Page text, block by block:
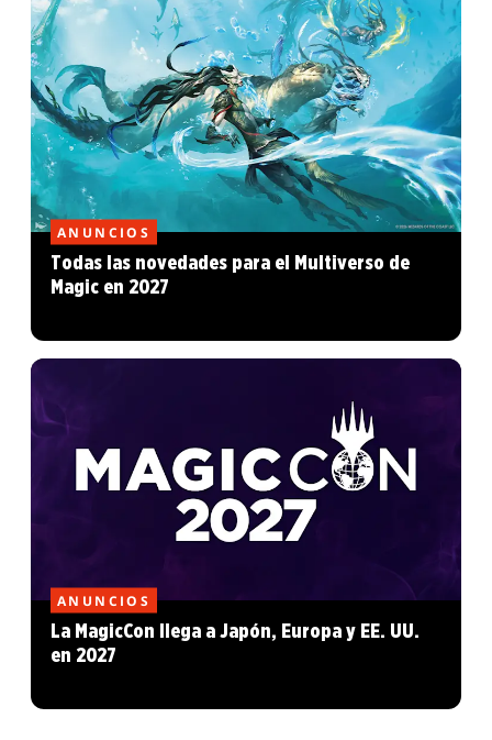
ANUNCIOS
Todas las novedades para el Multiverso de
Magic en 2027
ANUNCIOS
La MagicCon llega a Japón, Europa y EE. UU.
en 2027